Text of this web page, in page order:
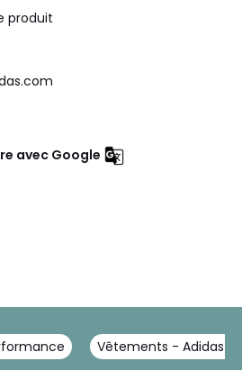
produit
avec Google
Vêtements - Adidas